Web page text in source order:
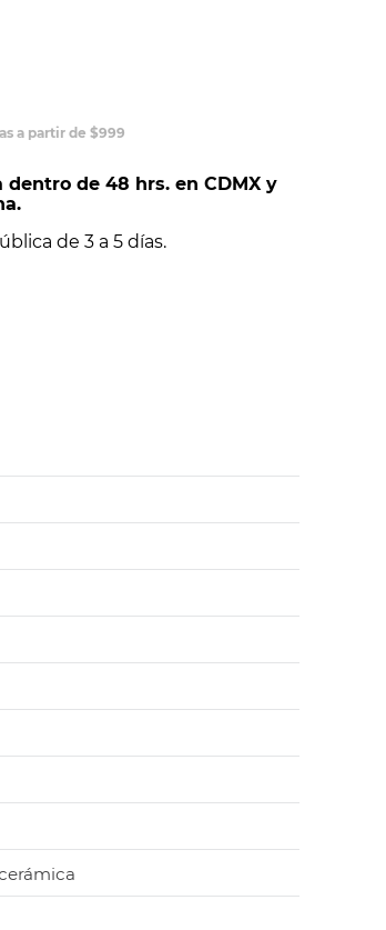
a partir de $999
dentro de 48 hrs. en CDMX y
de 3 a 5 días.